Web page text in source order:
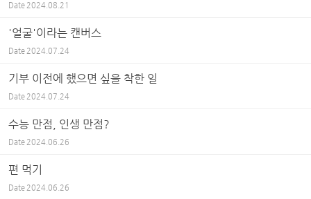
Date 2024.08.21
'얼굴'이라는 캔버스
Date 2024.07.24
기부 이전에 했으면 싶을 착한 일
Date 2024.07.24
수능 만점, 인생 만점?
Date 2024.06.26
편 먹기
Date 2024.06.26